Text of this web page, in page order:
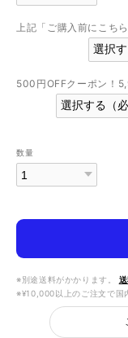
上記「ご購入前にこち
500円OFFクーポン！
数量
※別途送料がかかります。
※¥10,000以上のご注文で国